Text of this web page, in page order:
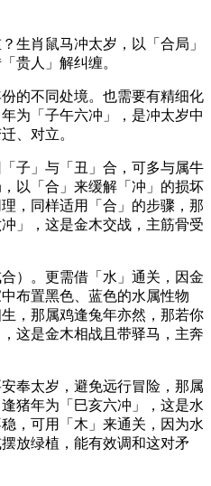
生肖鼠马冲太岁，以「合局」
贵人」解纠缠。
的不同处境。也需要有精细化
为「子午六冲」，是冲太岁中
、对立。
子」与「丑」合，可多与属牛
以「合」来缓解「冲」的损坏
，同样适用「合」的步骤，那
」，这是金木交战，主筋骨受
）。更需借「水」通关，因金
布置黑色、蓝色的水属性物
，那属鸡逢兔年亦然，那若你
这是金木相战且带驿马，主奔
奉太岁，避免远行冒险，那属
猪年为「巳亥六冲」，这是水
，可用「木」来通关，因为水
放绿植，能有效调和这对矛